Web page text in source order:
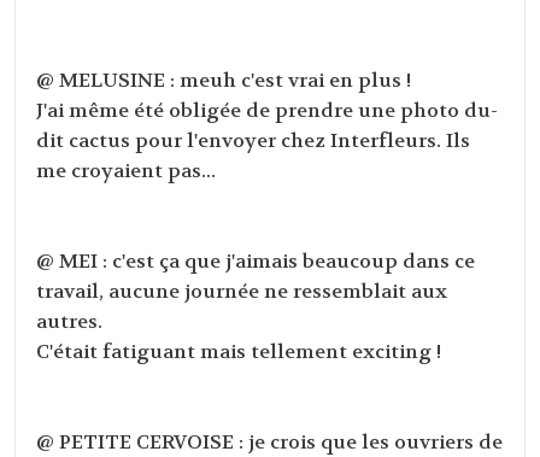
@ MELUSINE : meuh c'est vrai en plus !
J'ai même été obligée de prendre une photo du-
dit cactus pour l'envoyer chez Interfleurs. Ils
me croyaient pas...
@ MEI : c'est ça que j'aimais beaucoup dans ce
travail, aucune journée ne ressemblait aux
autres.
C'était fatiguant mais tellement exciting !
@ PETITE CERVOISE : je crois que les ouvriers de